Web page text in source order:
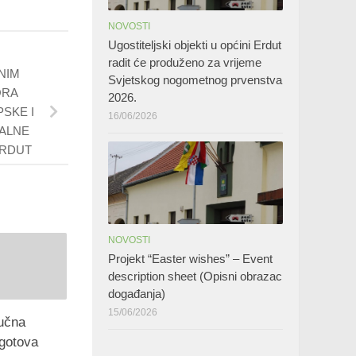
I
NOVOSTI
Ugostiteljski objekti u općini Erdut
radit će produženo za vrijeme
Svjetskog nogometnog prvenstva
2026.
16/06/2026
NOVOSTI
Projekt “Easter wishes” – Event
description sheet (Opisni obrazac
događanja)
15/06/2026